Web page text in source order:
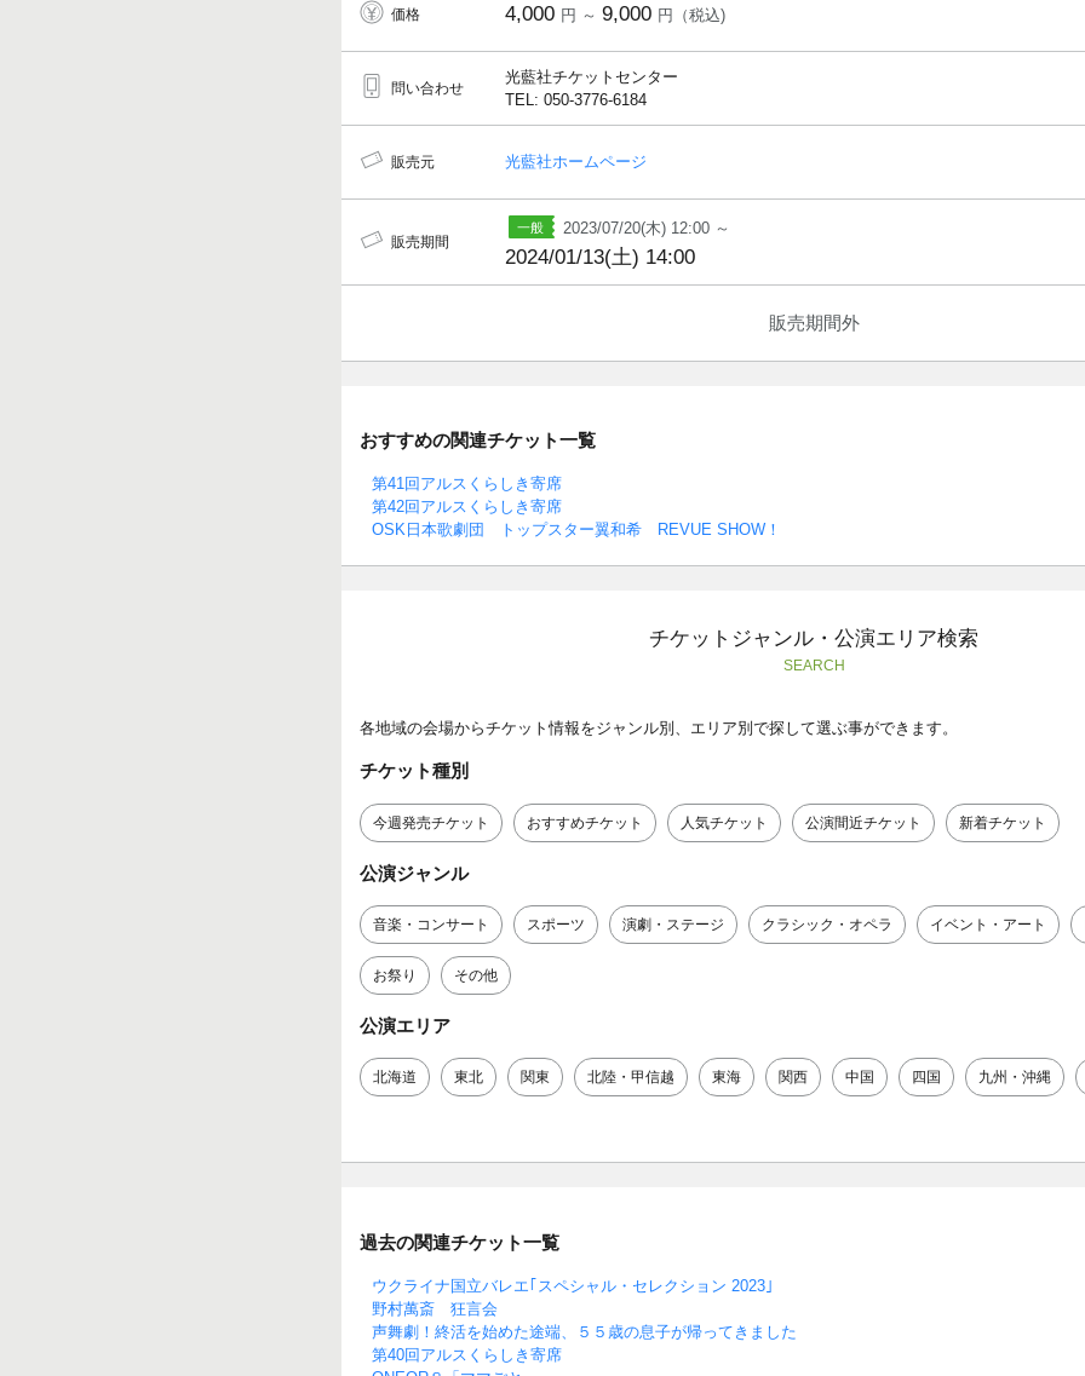
価格 4,000 円 ～ 9,000 円（税込)
問い合わせ
光藍社チケットセンター
TEL: 050-3776-6184
販売元 光藍社ホームページ
販売期間
2023/07/20(木) 12:00 ～
2024/01/13(土) 14:00
販売期間外
おすすめの関連チケット一覧
第41回アルスくらしき寄席
第42回アルスくらしき寄席
OSK日本歌劇団 トップスター翼和希 REVUE SHOW！
チケットジャンル・公演エリア検索
SEARCH
各地域の会場からチケット情報をジャンル別、エリア別で探して選ぶ事ができます。
チケット種別
今週発売チケット おすすめチケット 人気チケット 公演間近チケット 新着チケット
公演ジャンル
音楽・コンサート スポーツ 演劇・ステージ クラシック・オペラ イベント・アート
お祭り その他
公演エリア
北海道 東北 関東 北陸・甲信越 東海 関西 中国 四国 九州・沖縄
過去の関連チケット一覧
ウクライナ国立バレエ｢スペシャル・セレクション 2023｣
野村萬斎 狂言会
声舞劇！終活を始めた途端、５５歳の息子が帰ってきました
第40回アルスくらしき寄席